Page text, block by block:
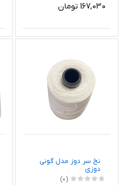
167,030 تومان
نخ سر دوز مدل گونی
دوزی
(0)